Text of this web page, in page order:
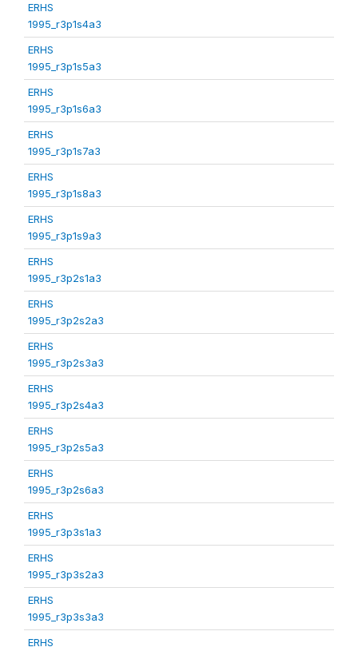
ERHS
1995_r3p1s4a3
ERHS
1995_r3p1s5a3
ERHS
1995_r3p1s6a3
ERHS
1995_r3p1s7a3
ERHS
1995_r3p1s8a3
ERHS
1995_r3p1s9a3
ERHS
1995_r3p2s1a3
ERHS
1995_r3p2s2a3
ERHS
1995_r3p2s3a3
ERHS
1995_r3p2s4a3
ERHS
1995_r3p2s5a3
ERHS
1995_r3p2s6a3
ERHS
1995_r3p3s1a3
ERHS
1995_r3p3s2a3
ERHS
1995_r3p3s3a3
ERHS